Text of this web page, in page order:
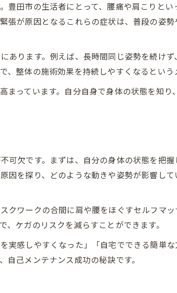
ないポイントと注意点
と注意点まとめ
と身体への効果を解説
ルフケア方法
体に及ぼす悪影響とは
すいトラブルと予防策
けない行動を確認
に無理なく取り入れるコツ
践テクニックを紹介
田市の生活者にとって、腰痛や肩こりとい
張が原因となるこれらの症状は、普段の姿
ります。例えば、長時間同じ姿勢を続け
整体の施術効果を持続しやすくなるという
っています。自分自身で身体の状態を知り
欠です。まずは、自分の身体の状態を把
を探り、どのような動きや姿勢が影響し
クワークの合間に肩や腰をほぐすセルフマ
ケガのリスクを減らすことができます。
感しやすくなった」「自宅でできる簡単
己メンテナンス成功の秘訣です。